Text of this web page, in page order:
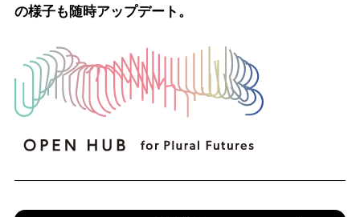
の様子も随時アップデート。